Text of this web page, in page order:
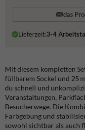
das
Lieferzeit:3-4
Mit diesem kompletten
füllbarem Sockel und 25
du schnell und
Veranstaltungen,
Besucherwege. Die
Farbgebung und
sowohl sichtbar als auch